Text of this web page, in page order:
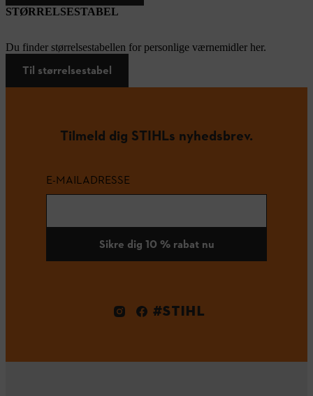
STØRRELSESTABEL
Du finder størrelsestabellen for personlige værnemidler her.
Til størrelsestabel
Tilmeld dig STIHLs nyhedsbrev.
E-MAILADRESSE
Sikre dig 10 % rabat nu
#STIHL